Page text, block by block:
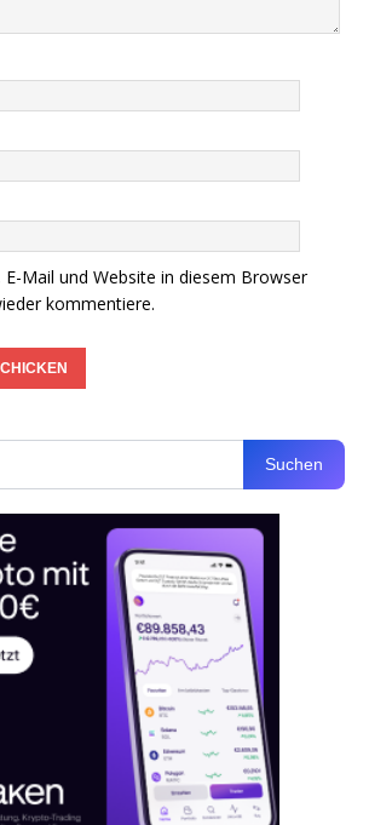
Mail und Website in diesem Browser
kommentiere.
Suchen